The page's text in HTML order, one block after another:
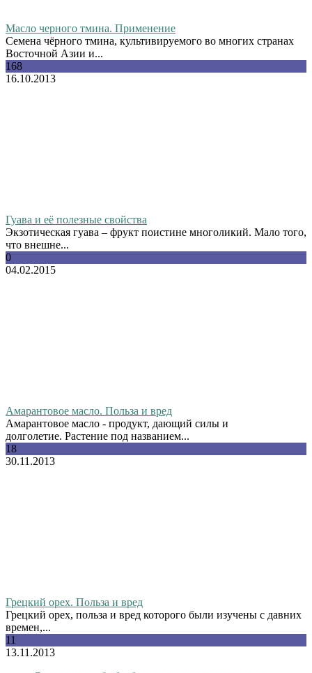
Масло черного тмина. Применение
Семена чёрного тмина, культивируемого во многих странах
Восточной Азии и...
168
16.10.2013
Гуава и её полезные свойства
Экзотическая гуава – фрукт поистине многоликий. Мало того,
что внешне...
0
04.02.2015
Амарантовое масло. Польза и вред
Амарантовое масло - продукт, дающий силы и
долголетие. Растение под названием...
18
30.11.2013
Грецкий орех. Польза и вред
Грецкий орех, польза и вред которого были изучены с давних
времен,...
11
13.11.2013